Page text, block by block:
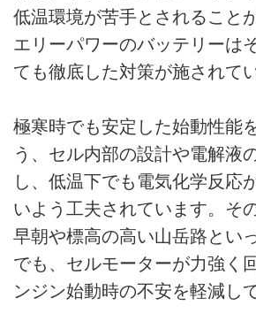
低温環境が苦手とされること
エリーパワーのバッテリーは
ても徹底した対策が施されて
極寒時でも安定した始動性能
う、セル内部の設計や電解液
し、低温下でも電気化学反応
いよう工夫されています。そ
早朝や標高の高い山岳路とい
でも、セルモーターが力強く
ンジン始動時の不安を軽減し